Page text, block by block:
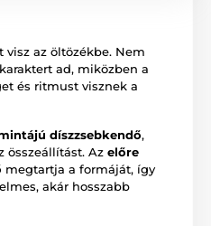
az öltözékbe. Nem
ad, miközben a
és ritmust visznek a
díszzsebkendő,
összeállítást. Az előre
megtartja a formáját, így
akár hosszabb